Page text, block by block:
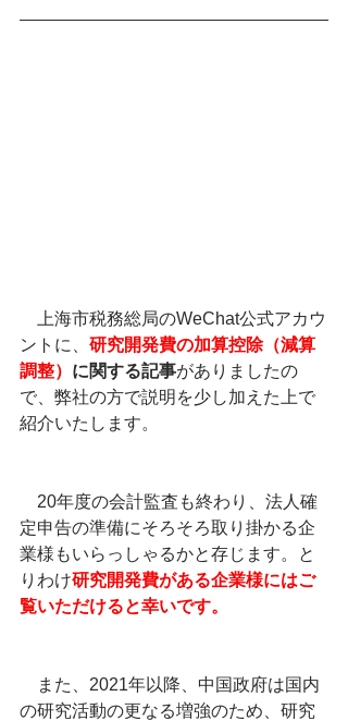
上海市税務総局のWeChat公式アカウ
ントに、 研究開発費の加算控除（減算
調整） に関する記事がありましたの
で、弊社の方で説明を少し加えた上で
紹介いたします。
20年度の会計監査も終わり、法人確
定申告の準備にそろそろ取り掛かる企
業様もいらっしゃるかと存じます。と
りわけ研究開発費がある企業様にはご
覧いただけると幸いです。
また、2021年以降、中国政府は国内
の研究活動の更なる増強のため、研究